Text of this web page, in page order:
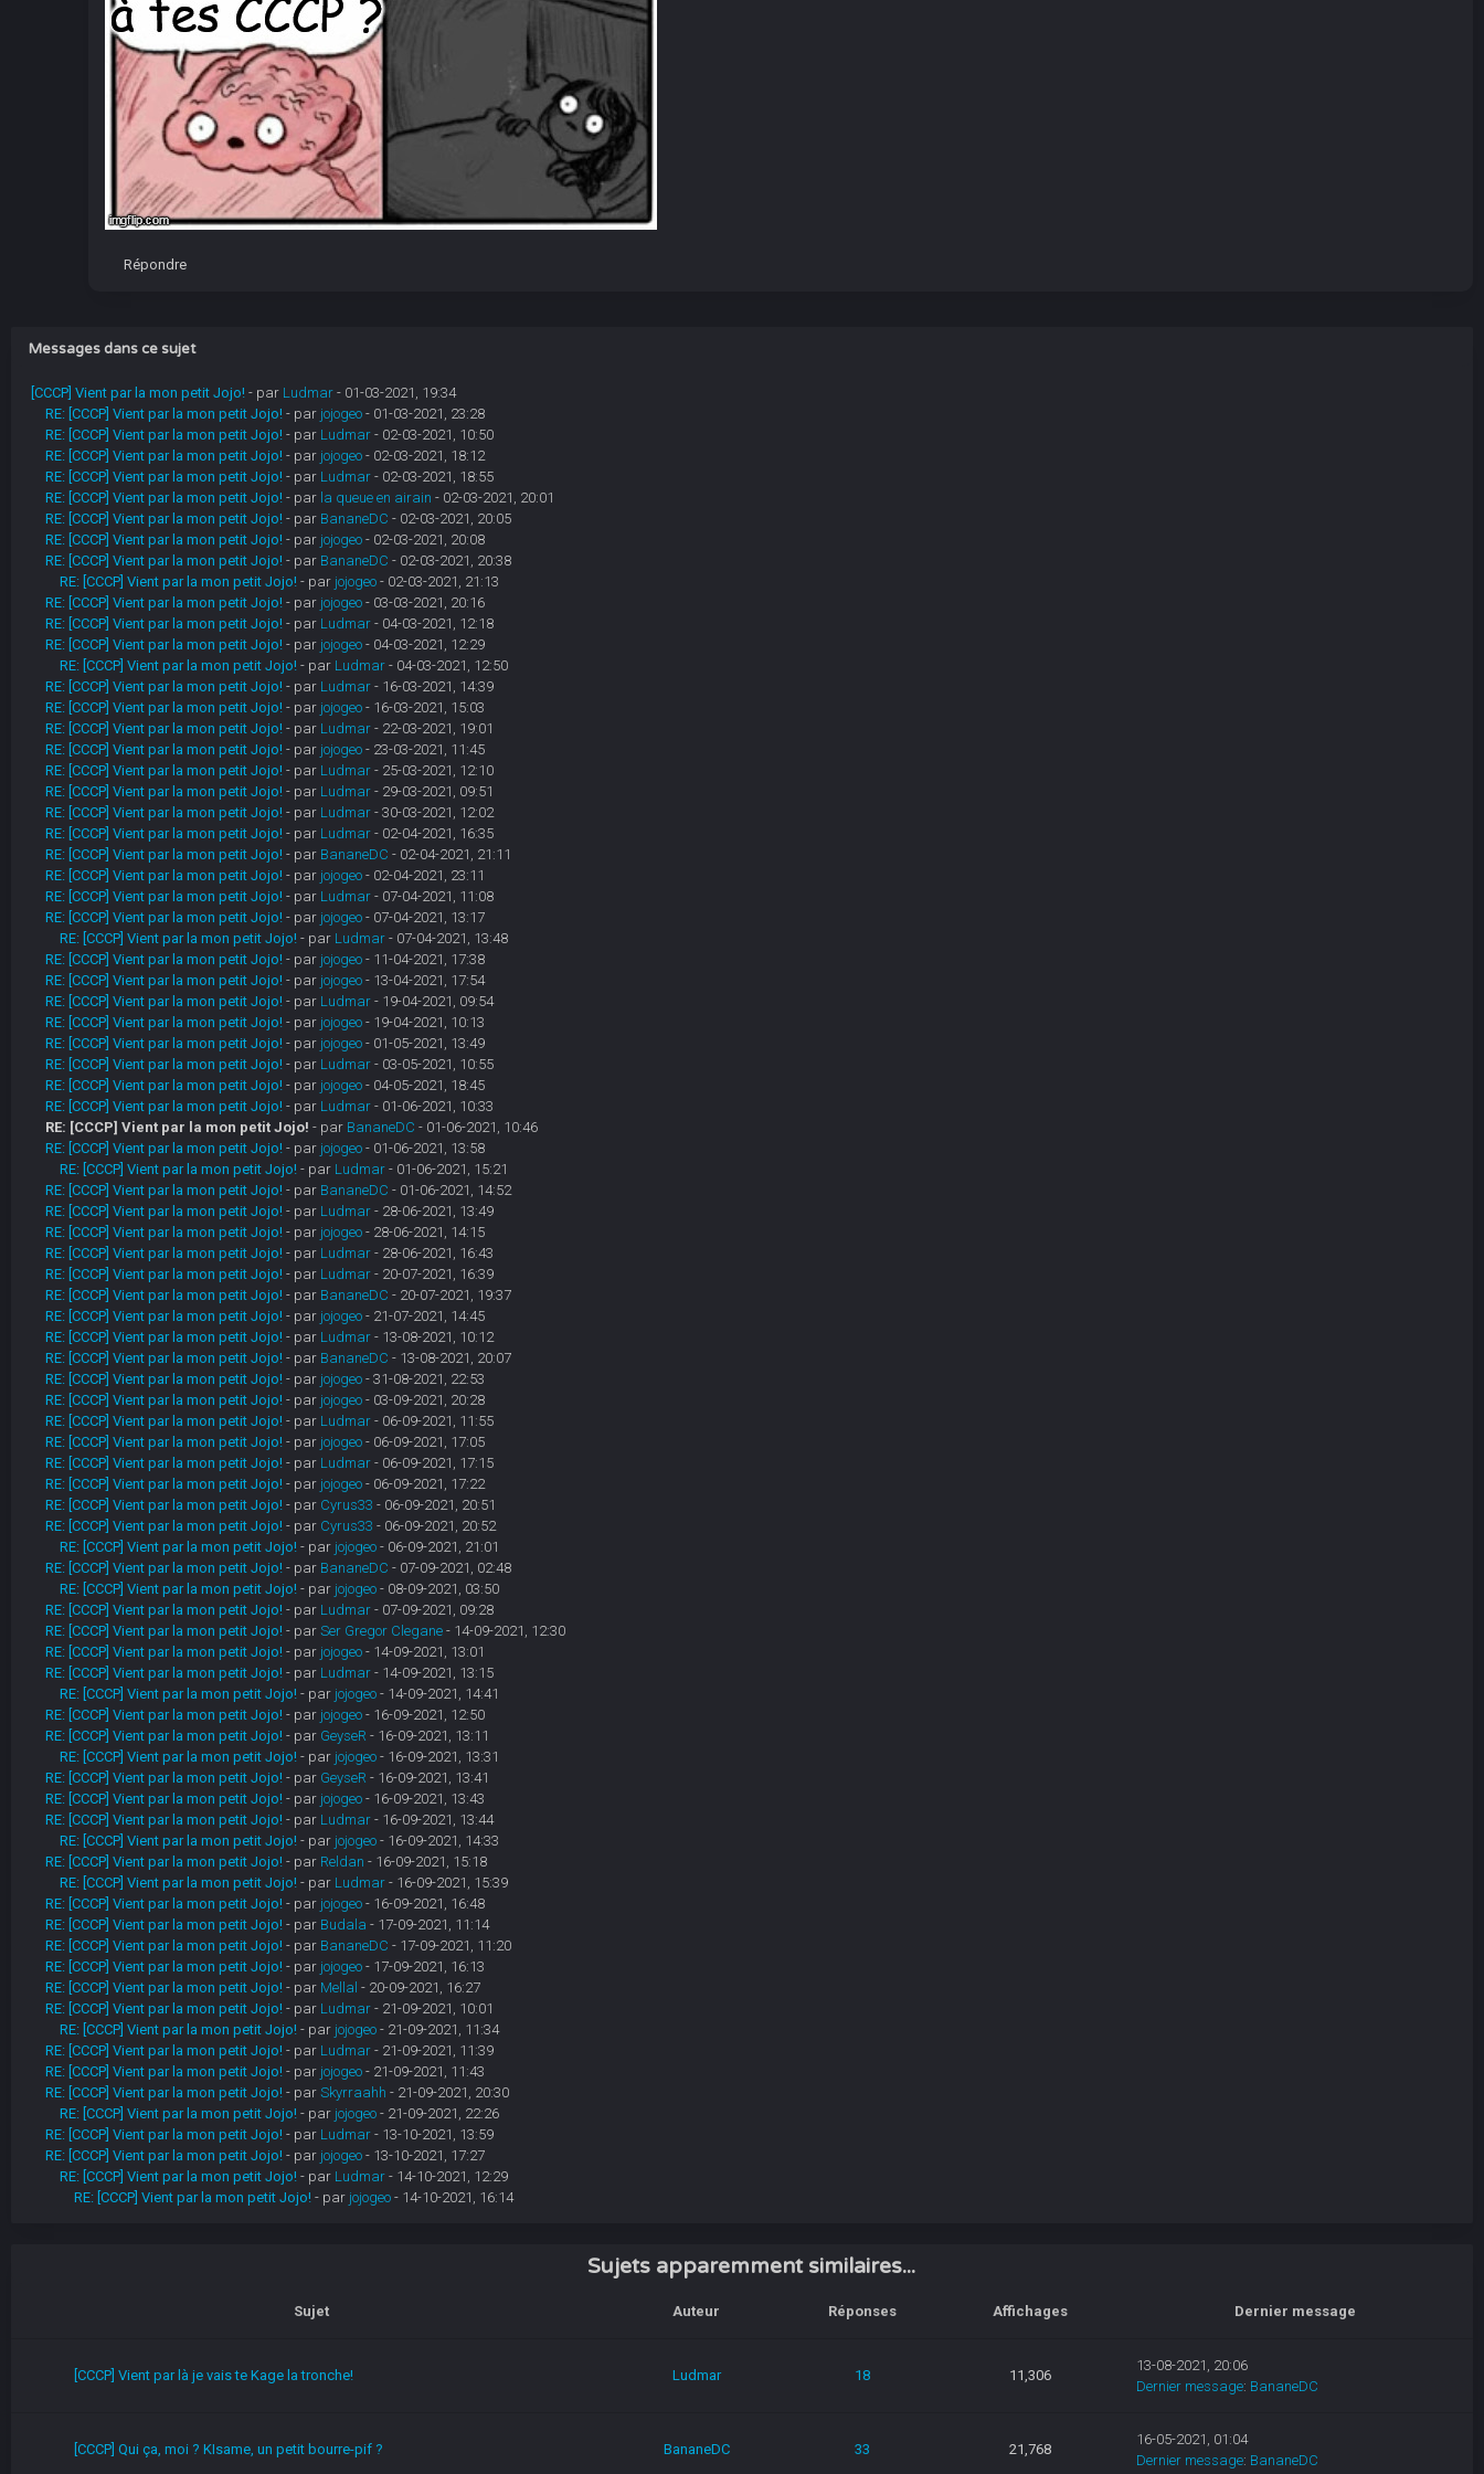
Répondre
Messages dans ce sujet
[CCCP] Vient par la mon petit Jojo! - par Ludmar- 01-03-2021, 19:34
RE: [CCCP] Vient par la mon petit Jojo! - par jojogeo- 01-03-2021, 23:28
RE: [CCCP] Vient par la mon petit Jojo! - par Ludmar- 02-03-2021, 10:50
RE: [CCCP] Vient par la mon petit Jojo! - par jojogeo- 02-03-2021, 18:12
RE: [CCCP] Vient par la mon petit Jojo! - par Ludmar- 02-03-2021, 18:55
RE: [CCCP] Vient par la mon petit Jojo! - par la queue en airain - 02-03-2021, 20:01
RE: [CCCP] Vient par la mon petit Jojo! - par BananeDC - 02-03-2021, 20:05
RE: [CCCP] Vient par la mon petit Jojo! - par jojogeo- 02-03-2021, 20:08
RE: [CCCP] Vient par la mon petit Jojo! - par BananeDC - 02-03-2021, 20:38
RE: [CCCP] Vient par la mon petit Jojo! - par jojogeo- 02-03-2021, 21:13
RE: [CCCP] Vient par la mon petit Jojo! - par jojogeo- 03-03-2021, 20:16
RE: [CCCP] Vient par la mon petit Jojo! - par Ludmar- 04-03-2021, 12:18
RE: [CCCP] Vient par la mon petit Jojo! - par jojogeo- 04-03-2021, 12:29
RE: [CCCP] Vient par la mon petit Jojo! - par Ludmar- 04-03-2021, 12:50
RE: [CCCP] Vient par la mon petit Jojo! - par Ludmar- 16-03-2021, 14:39
RE: [CCCP] Vient par la mon petit Jojo! - par jojogeo- 16-03-2021, 15:03
RE: [CCCP] Vient par la mon petit Jojo! - par Ludmar- 22-03-2021, 19:01
RE: [CCCP] Vient par la mon petit Jojo! - par jojogeo- 23-03-2021, 11:45
RE: [CCCP] Vient par la mon petit Jojo! - par Ludmar- 25-03-2021, 12:10
RE: [CCCP] Vient par la mon petit Jojo! - par Ludmar- 29-03-2021, 09:51
RE: [CCCP] Vient par la mon petit Jojo! - par Ludmar- 30-03-2021, 12:02
RE: [CCCP] Vient par la mon petit Jojo! - par Ludmar- 02-04-2021, 16:35
RE: [CCCP] Vient par la mon petit Jojo! - par BananeDC - 02-04-2021, 21:11
RE: [CCCP] Vient par la mon petit Jojo! - par jojogeo- 02-04-2021, 23:11
RE: [CCCP] Vient par la mon petit Jojo! - par Ludmar- 07-04-2021, 11:08
RE: [CCCP] Vient par la mon petit Jojo! - par jojogeo- 07-04-2021, 13:17
RE: [CCCP] Vient par la mon petit Jojo! - par Ludmar- 07-04-2021, 13:48
RE: [CCCP] Vient par la mon petit Jojo! - par jojogeo- 11-04-2021, 17:38
RE: [CCCP] Vient par la mon petit Jojo! - par jojogeo- 13-04-2021, 17:54
RE: [CCCP] Vient par la mon petit Jojo! - par Ludmar- 19-04-2021, 09:54
RE: [CCCP] Vient par la mon petit Jojo! - par jojogeo- 19-04-2021, 10:13
RE: [CCCP] Vient par la mon petit Jojo! - par jojogeo- 01-05-2021, 13:49
RE: [CCCP] Vient par la mon petit Jojo! - par Ludmar- 03-05-2021, 10:55
RE: [CCCP] Vient par la mon petit Jojo! - par jojogeo- 04-05-2021, 18:45
RE: [CCCP] Vient par la mon petit Jojo! - par Ludmar- 01-06-2021, 10:33
RE: [CCCP] Vient par la mon petit Jojo! - par BananeDC - 01-06-2021, 10:46
RE: [CCCP] Vient par la mon petit Jojo! - par jojogeo- 01-06-2021, 13:58
RE: [CCCP] Vient par la mon petit Jojo! - par Ludmar- 01-06-2021, 15:21
RE: [CCCP] Vient par la mon petit Jojo! - par BananeDC - 01-06-2021, 14:52
RE: [CCCP] Vient par la mon petit Jojo! - par Ludmar- 28-06-2021, 13:49
RE: [CCCP] Vient par la mon petit Jojo! - par jojogeo- 28-06-2021, 14:15
RE: [CCCP] Vient par la mon petit Jojo! - par Ludmar- 28-06-2021, 16:43
RE: [CCCP] Vient par la mon petit Jojo! - par Ludmar- 20-07-2021, 16:39
RE: [CCCP] Vient par la mon petit Jojo! - par BananeDC - 20-07-2021, 19:37
RE: [CCCP] Vient par la mon petit Jojo! - par jojogeo- 21-07-2021, 14:45
RE: [CCCP] Vient par la mon petit Jojo! - par Ludmar- 13-08-2021, 10:12
RE: [CCCP] Vient par la mon petit Jojo! - par BananeDC - 13-08-2021, 20:07
RE: [CCCP] Vient par la mon petit Jojo! - par jojogeo- 31-08-2021, 22:53
RE: [CCCP] Vient par la mon petit Jojo! - par jojogeo- 03-09-2021, 20:28
RE: [CCCP] Vient par la mon petit Jojo! - par Ludmar- 06-09-2021, 11:55
RE: [CCCP] Vient par la mon petit Jojo! - par jojogeo- 06-09-2021, 17:05
RE: [CCCP] Vient par la mon petit Jojo! - par Ludmar- 06-09-2021, 17:15
RE: [CCCP] Vient par la mon petit Jojo! - par jojogeo- 06-09-2021, 17:22
RE: [CCCP] Vient par la mon petit Jojo! - par Cyrus33 - 06-09-2021, 20:51
RE: [CCCP] Vient par la mon petit Jojo! - par Cyrus33 - 06-09-2021, 20:52
RE: [CCCP] Vient par la mon petit Jojo! - par jojogeo- 06-09-2021, 21:01
RE: [CCCP] Vient par la mon petit Jojo! - par BananeDC - 07-09-2021, 02:48
RE: [CCCP] Vient par la mon petit Jojo! - par jojogeo- 08-09-2021, 03:50
RE: [CCCP] Vient par la mon petit Jojo! - par Ludmar- 07-09-2021, 09:28
RE: [CCCP] Vient par la mon petit Jojo! - par Ser Gregor Clegane- 14-09-2021, 12:30
RE: [CCCP] Vient par la mon petit Jojo! - par jojogeo- 14-09-2021, 13:01
RE: [CCCP] Vient par la mon petit Jojo! - par Ludmar- 14-09-2021, 13:15
RE: [CCCP] Vient par la mon petit Jojo! - par jojogeo- 14-09-2021, 14:41
RE: [CCCP] Vient par la mon petit Jojo! - par jojogeo- 16-09-2021, 12:50
RE: [CCCP] Vient par la mon petit Jojo! - par GeyseR - 16-09-2021, 13:11
RE: [CCCP] Vient par la mon petit Jojo! - par jojogeo- 16-09-2021, 13:31
RE: [CCCP] Vient par la mon petit Jojo! - par GeyseR - 16-09-2021, 13:41
RE: [CCCP] Vient par la mon petit Jojo! - par jojogeo- 16-09-2021, 13:43
RE: [CCCP] Vient par la mon petit Jojo! - par Ludmar- 16-09-2021, 13:44
RE: [CCCP] Vient par la mon petit Jojo! - par jojogeo- 16-09-2021, 14:33
RE: [CCCP] Vient par la mon petit Jojo! - par Reldan - 16-09-2021, 15:18
RE: [CCCP] Vient par la mon petit Jojo! - par Ludmar- 16-09-2021, 15:39
RE: [CCCP] Vient par la mon petit Jojo! - par jojogeo- 16-09-2021, 16:48
RE: [CCCP] Vient par la mon petit Jojo! - par Budala - 17-09-2021, 11:14
RE: [CCCP] Vient par la mon petit Jojo! - par BananeDC - 17-09-2021, 11:20
RE: [CCCP] Vient par la mon petit Jojo! - par jojogeo- 17-09-2021, 16:13
RE: [CCCP] Vient par la mon petit Jojo! - par Mellal - 20-09-2021, 16:27
RE: [CCCP] Vient par la mon petit Jojo! - par Ludmar- 21-09-2021, 10:01
RE: [CCCP] Vient par la mon petit Jojo! - par jojogeo- 21-09-2021, 11:34
RE: [CCCP] Vient par la mon petit Jojo! - par Ludmar- 21-09-2021, 11:39
RE: [CCCP] Vient par la mon petit Jojo! - par jojogeo- 21-09-2021, 11:43
RE: [CCCP] Vient par la mon petit Jojo! - par Skyrraahh - 21-09-2021, 20:30
RE: [CCCP] Vient par la mon petit Jojo! - par jojogeo- 21-09-2021, 22:26
RE: [CCCP] Vient par la mon petit Jojo! - par Ludmar- 13-10-2021, 13:59
RE: [CCCP] Vient par la mon petit Jojo! - par jojogeo- 13-10-2021, 17:27
RE: [CCCP] Vient par la mon petit Jojo! - par Ludmar- 14-10-2021, 12:29
RE: [CCCP] Vient par la mon petit Jojo! - par jojogeo- 14-10-2021, 16:14
Sujets apparemment similaires...
Sujet Auteur Réponses Affichages Dernier message
[CCCP] Vient par là je vais te Kage la tronche! Ludmar 18 11,306
13-08-2021, 20:06
Dernier message: BananeDC
[CCCP] Qui ça, moi ? KIsame, un petit bourre-pif ? BananeDC 33 21,768
16-05-2021, 01:04
Dernier message: BananeDC